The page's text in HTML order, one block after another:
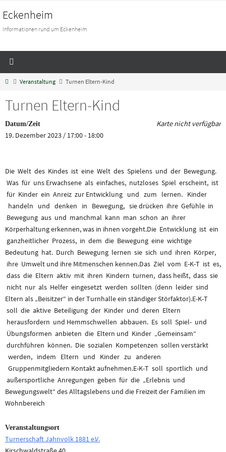
Eckenheim
Informationen rund um Eckenheim
Veranstaltung Turnen Eltern-Kind
Turnen Eltern-Kind
Karte nicht verfügbar
Datum/Zeit
19. Dezember 2023 / 17:00 - 18:00
Die Welt des Kindes ist eine Welt des Spielens und der Bewegung.
Was für uns Erwachsene als einfaches, nutzloses Spiel erscheint, ist
für Kinder ein Anreiz zur Entwicklung und zum lernen. Kinder
handeln und denken in Bewegung, sie drücken ihre Gefühle in
Bewegung aus und manchmal kann man schon an ihrer
Körperhaltung erkennen, was in ihnen vorgeht.Die Entwicklung ist ein
ganzheitlicher Prozess, in dem die Bewegung eine wichtige
Bedeutung hat. Durch Bewegung lernen sie sich und ihren Körper,
ihre Umwelt und ihre Mitmenschen kennen.Das Ziel vom E-K-T ist es,
dass die Eltern aktiv mit ihren Kindern turnen, dass heißt, dass sie
nicht nur als Helfer eingesetzt werden sollten (denn leider sind
Eltern als „Beisitzer“ in der Turnhalle ein ständiger Störfaktor).E-K-T
soll die aktive Beteiligung der Kinder und deren Eltern
herausfordern und Hemmschwellen abbauen. Es soll Spiel- und
Übungsformen anbieten die Eltern und Kinder „Gemeinsam“
durchführen können. Die sozialen Kompetenzen sollen verstärkt
werden, indem Eltern und Kinder zu anderen
Gruppenmitgliedern Kontakt aufnehmen.E-K-T soll sportlich und
außersportliche Anregungen geben für die „Erlebnis und
Bewegungswelt“ des Alltagslebens und die Freizeit der Familien im
Wohnbereich
Veranstaltungsort
Turnerschaft Jahnvolk 1881 e.V.